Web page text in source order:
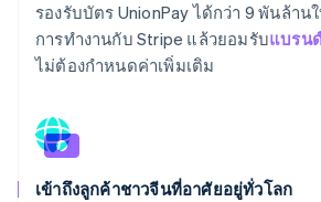
รองรับบัตร UnionPay ได้กว่า 9 พันล้าน
การทำงานกับ Stripe แล้วยอมรับแบรน
ไม่ต้องกำหนดค่าเพิ่มเติม
เข้าถึงลูกค้าชาวจีนที่อาศัยอยู่ทั่วโลก